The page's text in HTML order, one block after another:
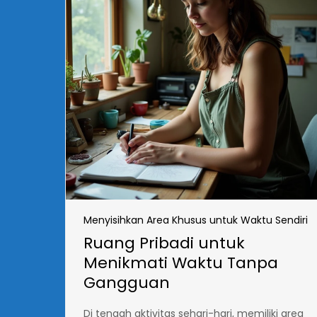
Menyisihkan Area Khusus untuk Waktu Sendiri
Ruang Pribadi untuk
Menikmati Waktu Tanpa
Gangguan
Di tengah aktivitas sehari-hari, memiliki area